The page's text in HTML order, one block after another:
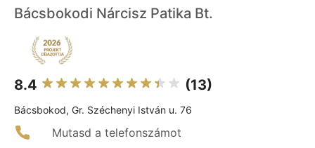
Bácsbokodi Nárcisz Patika Bt.
8.4 (13)
Bácsbokod, Gr. Széchenyi István u. 76
Mutasd a telefonszámot